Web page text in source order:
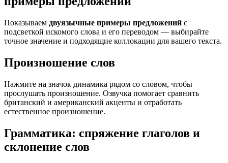
Показываем двуязычные примеры предложений с
подсветкой искомого слова и его переводом — выбирайте
точное значение и подходящие коллокации для вашего текста.
Произношение слов
Нажмите на значок динамика рядом со словом, чтобы
прослушать произношение. Озвучка помогает сравнить
британский и американский акценты и отработать
естественное произношение.
Грамматика: спряжение глаголов и
склонение слов